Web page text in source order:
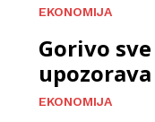
EKONOMIJA
Gorivo
EKONOMIJA